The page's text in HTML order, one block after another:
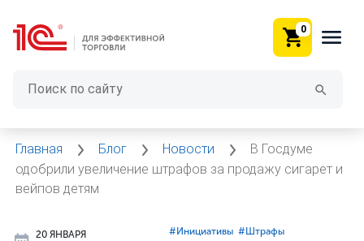
0
Главная Блог Новости
В Госдуме
одобрили увеличение штрафов за продажу сигарет и
вейпов детям
20 ЯНВАРЯ
#⁣Инициативы #⁣Штрафы